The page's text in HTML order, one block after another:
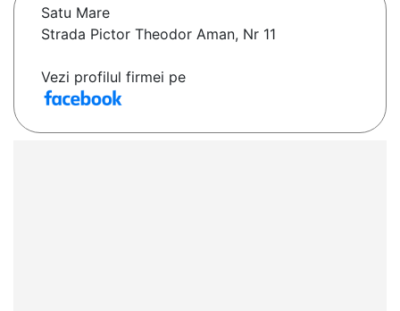
Satu Mare
Strada Pictor Theodor Aman, Nr 11
Vezi profilul firmei pe